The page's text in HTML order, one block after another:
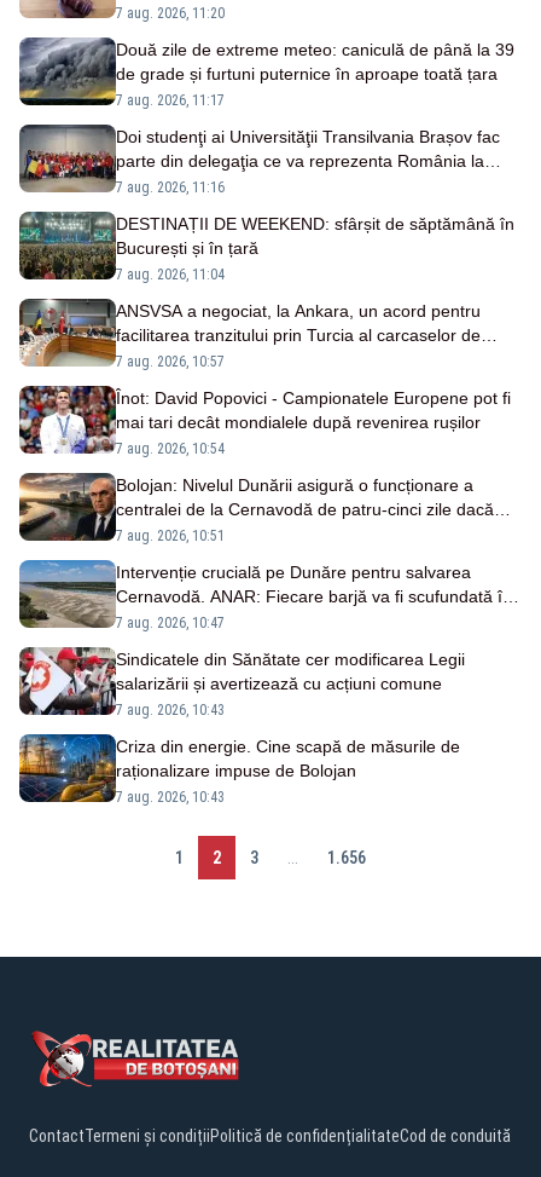
transferuri bancare
7 aug. 2026, 11:20
Două zile de extreme meteo: caniculă de până la 39
de grade și furtuni puternice în aproape toată țara
7 aug. 2026, 11:17
Doi studenţi ai Universităţii Transilvania Brașov fac
parte din delegaţia ce va reprezenta România la
WorldSkills Shanghai
7 aug. 2026, 11:16
DESTINAȚII DE WEEKEND: sfârșit de săptămână în
București și în țară
7 aug. 2026, 11:04
ANSVSA a negociat, la Ankara, un acord pentru
facilitarea tranzitului prin Turcia al carcaselor de
ovine și bovine
7 aug. 2026, 10:57
Înot: David Popovici - Campionatele Europene pot fi
mai tari decât mondialele după revenirea rușilor
7 aug. 2026, 10:54
Bolojan: Nivelul Dunării asigură o funcționare a
centralei de la Cernavodă de patru-cinci zile dacă
debitele vor scădea
7 aug. 2026, 10:51
Intervenție crucială pe Dunăre pentru salvarea
Cernavodă. ANAR: Fiecare barjă va fi scufundată în
3-4 ore
7 aug. 2026, 10:47
Sindicatele din Sănătate cer modificarea Legii
salarizării și avertizează cu acțiuni comune
7 aug. 2026, 10:43
Criza din energie. Cine scapă de măsurile de
raționalizare impuse de Bolojan
7 aug. 2026, 10:43
1 2 3 1.656
ContactTermeni și condițiiPolitică de confidențialitateCod de conduită